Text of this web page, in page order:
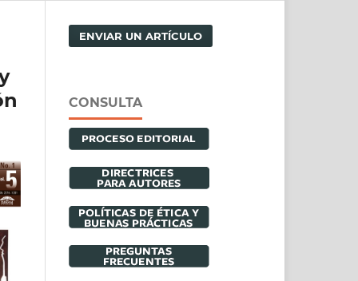
ENVIAR UN ARTÍCULO
CONSULTA